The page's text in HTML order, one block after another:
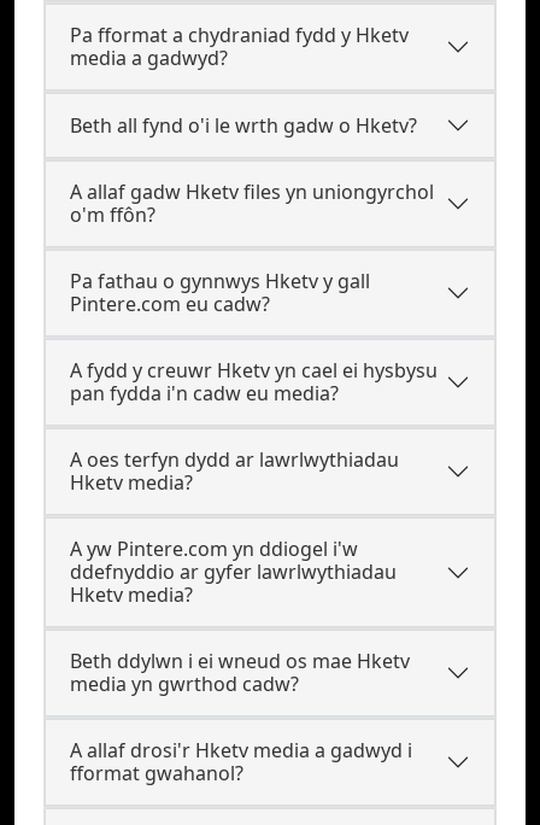
Pa fformat a chydraniad fydd y Hketv
media a gadwyd?
Beth all fynd o'i le wrth gadw o Hketv?
A allaf gadw Hketv files yn uniongyrchol
o'm ffôn?
Pa fathau o gynnwys Hketv y gall
Pintere.com eu cadw?
A fydd y creuwr Hketv yn cael ei hysbysu
pan fydda i'n cadw eu media?
A oes terfyn dydd ar lawrlwythiadau
Hketv media?
A yw Pintere.com yn ddiogel i'w
ddefnyddio ar gyfer lawrlwythiadau
Hketv media?
Beth ddylwn i ei wneud os mae Hketv
media yn gwrthod cadw?
A allaf drosi'r Hketv media a gadwyd i
fformat gwahanol?